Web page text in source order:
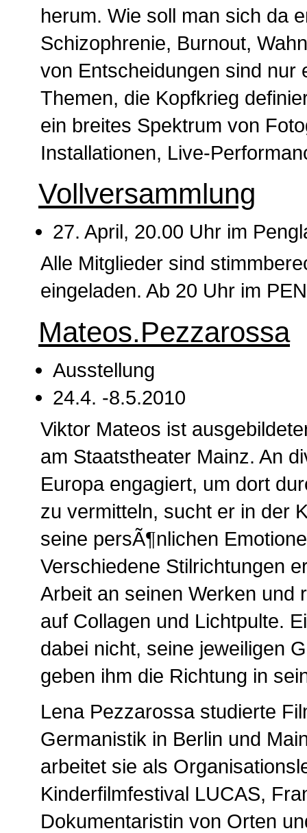
herum. Wie soll man sich da
Schizophrenie, Burnout,
von Entscheidungen sind nur
Themen, die Kopfkrieg
ein breites Spektrum von
Installationen, Live-
Vollversammlung
27. April, 20.00 Uhr im
Alle Mitglieder sind
eingeladen. Ab 20 Uhr im
Mateos.Pezzarossa
Ausstellung
24.4. -8.5.2010
Viktor Mateos ist
am Staatstheater Mainz. An
Europa engagiert, um dort
zu vermitteln, sucht er in der
seine persÃ¶nlichen
Verschiedene Stilrichtungen
Arbeit an seinen Werken und
auf Collagen und Lichtpulte.
dabei nicht, seine jeweiligen
geben ihm die Richtung in
Lena Pezzarossa studierte
Germanistik in Berlin und
arbeitet sie als
Kinderfilmfestival LUCAS,
Dokumentaristin von Orten